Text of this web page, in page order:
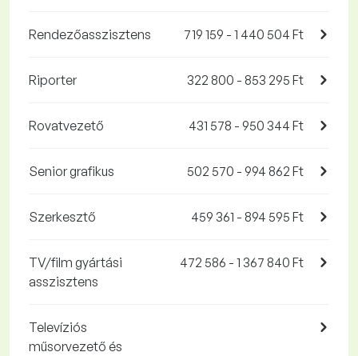
Rendezőasszisztens 719 159 - 1 440 504 Ft
Riporter 322 800 - 853 295 Ft
Rovatvezető 431 578 - 950 344 Ft
Senior grafikus 502 570 - 994 862 Ft
Szerkesztő 459 361 - 894 595 Ft
TV/film gyártási
asszisztens
472 586 - 1 367 840 Ft
Televíziós
műsorvezető és